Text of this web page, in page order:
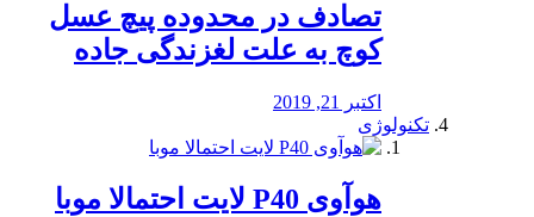
تصادف در محدوده پیچ عسل
کوچ به علت لغزندگی جاده
اکتبر 21, 2019
تکنولوژی
هوآوی P40 لایت احتمالا موبا